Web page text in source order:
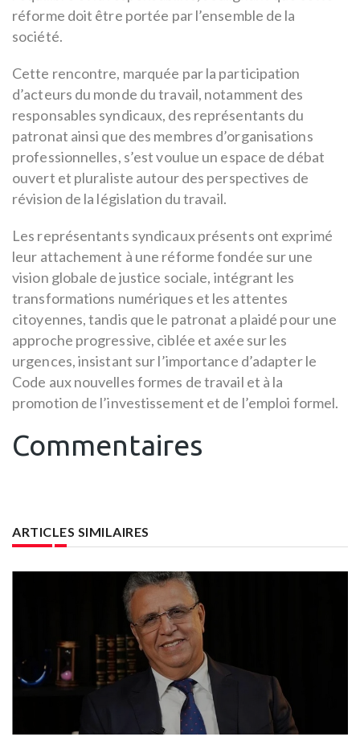
réforme doit être portée par l’ensemble de la
société.
Cette rencontre, marquée par la participation
d’acteurs du monde du travail, notamment des
responsables syndicaux, des représentants du
patronat ainsi que des membres d’organisations
professionnelles, s’est voulue un espace de débat
ouvert et pluraliste autour des perspectives de
révision de la législation du travail.
Les représentants syndicaux présents ont exprimé
leur attachement à une réforme fondée sur une
vision globale de justice sociale, intégrant les
transformations numériques et les attentes
citoyennes, tandis que le patronat a plaidé pour une
approche progressive, ciblée et axée sur les
urgences, insistant sur l’importance d’adapter le
Code aux nouvelles formes de travail et à la
promotion de l’investissement et de l’emploi formel.
Commentaires
ARTICLES SIMILAIRES